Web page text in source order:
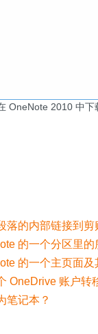
OneNote 2010 中下
落的内部链接到剪
的一个分区里的
的一个主页面
OneDrive 账户转
笔记本？